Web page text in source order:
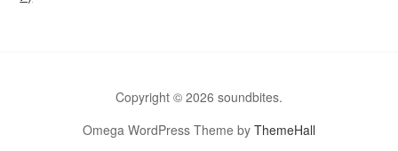
Copyright © 2026 soundbites.
Omega WordPress Theme by ThemeHall